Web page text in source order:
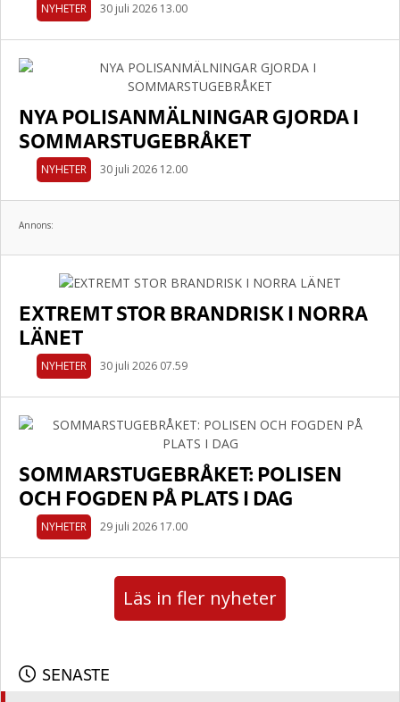
NYHETER 30 juli 2026 13.00
NYA POLISANMÄLNINGAR GJORDA I
SOMMARSTUGEBRÅKET
NYHETER 30 juli 2026 12.00
Annons:
EXTREMT STOR BRANDRISK I NORRA
LÄNET
NYHETER 30 juli 2026 07.59
SOMMARSTUGEBRÅKET: POLISEN
OCH FOGDEN PÅ PLATS I DAG
NYHETER 29 juli 2026 17.00
Läs in fler nyheter
SENASTE